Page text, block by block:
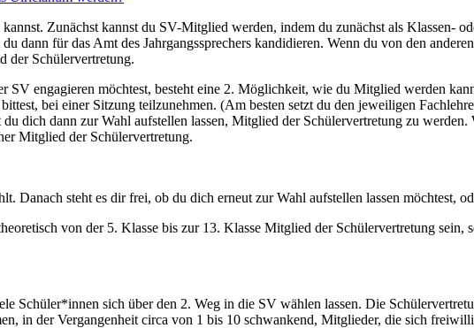
Zunächst kannst du SV-Mitglied werden, indem du zunächst als Klassen-
dann für das Amt des Jahrgangssprechers kandidieren. Wenn du von den
der Schülervertretung.
SV engagieren möchtest, besteht eine 2. Möglichkeit, wie du Mitglied werden
bei einer Sitzung teilzunehmen. (Am besten setzt du den jeweiligen
dich dann zur Wahl aufstellen lassen, Mitglied der Schülervertretung zu
Mitglied der Schülervertretung.
Danach steht es dir frei, ob du dich erneut zur Wahl aufstellen lassen möchtest,
von der 5. Klasse bis zur 13. Klasse Mitglied der Schülervertretung sein,
Schüler*innen sich über den 2. Weg in die SV wählen lassen. Die
in der Vergangenheit circa von 1 bis 10 schwankend, Mitglieder, die sich